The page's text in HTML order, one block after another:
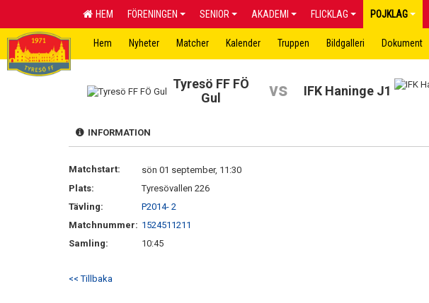
HEM FÖRENINGEN SENIOR AKADEMI FLICKLAG POJKLAG
Hem Nyheter Matcher Kalender Truppen Bildgalleri Dokument
Tyresö FF FÖ
Gul
vs IFK Haninge J1
INFORMATION
Matchstart:
sön 01 september, 11:30
Plats:
Tyresövallen 226
Tävling:
P2014- 2
Matchnummer: 1524511211
Samling:
10:45
<< Tillbaka